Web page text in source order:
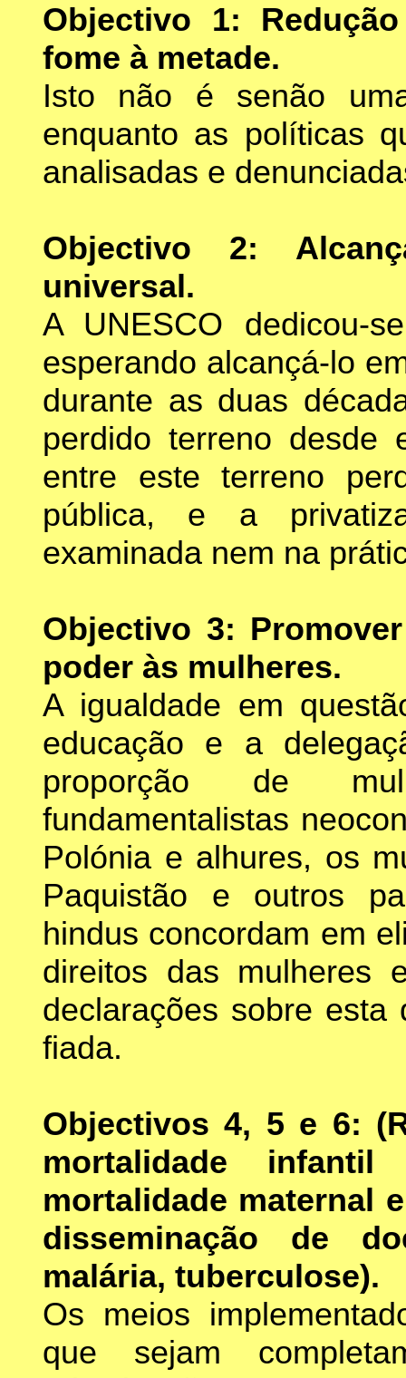
Objectivo 1:
fome à metade.
Isto não é senão
enquanto as políticas
analisadas e
Objectivo 2:
universal.
A UNESCO dedicou-
esperando alcançá-lo
durante as duas
perdido terreno desde
entre este terreno
pública, e a
examinada nem na
Objectivo 3:
poder às mulheres.
A igualdade em
educação e a
proporção de
fundamentalistas
Polónia e alhures, os
Paquistão e outros
hindus concordam em
direitos das mulheres
declarações sobre esta
fiada.
Objectivos 4, 5 e 6:
mortalidade
mortalidade maternal
disseminação de
malária, tuberculose).
Os meios
que sejam